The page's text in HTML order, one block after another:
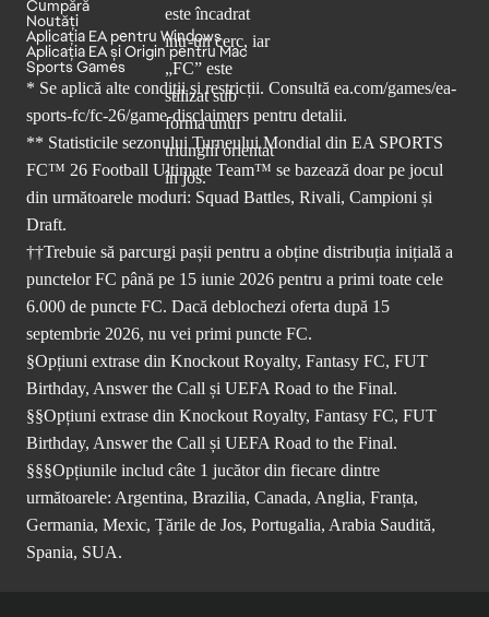
Cumpără
Noutăți
Aplicația EA pentru Windows
Aplicația EA și Origin pentru Mac
Sports Games
* Se aplică alte condiții și restricții. Consultă ea.com/games/ea-
sports-fc/fc-26/game-disclaimers pentru detalii.
** Statisticile sezonului Turneului Mondial din EA SPORTS
FC™ 26 Football Ultimate Team™ se bazează doar pe jocul
din următoarele moduri: Squad Battles, Rivali, Campioni și
Draft.
††Trebuie să parcurgi pașii pentru a obține distribuția inițială a
punctelor FC până pe 15 iunie 2026 pentru a primi toate cele
6.000 de puncte FC. Dacă deblochezi oferta după 15
septembrie 2026, nu vei primi puncte FC.
§Opțiuni extrase din Knockout Royalty, Fantasy FC, FUT
Birthday, Answer the Call și UEFA Road to the Final.
§§Opțiuni extrase din Knockout Royalty, Fantasy FC, FUT
Birthday, Answer the Call și UEFA Road to the Final.
§§§Opțiunile includ câte 1 jucător din fiecare dintre
următoarele: Argentina, Brazilia, Canada, Anglia, Franța,
Germania, Mexic, Țările de Jos, Portugalia, Arabia Saudită,
Spania, SUA.